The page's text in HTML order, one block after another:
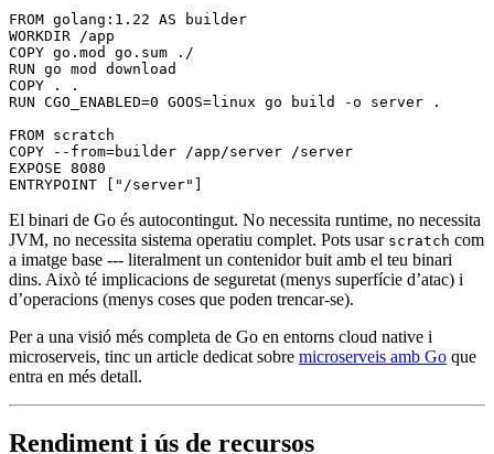
FROM golang:1.22 AS builder
WORKDIR /app
COPY go.mod go.sum ./
RUN go mod download
COPY . .
RUN CGO_ENABLED=0 GOOS=linux go build -o server .
FROM scratch
COPY --from=builder /app/server /server
EXPOSE 8080
ENTRYPOINT
"/server"
El binari de Go és autocontingut. No necessita runtime, no necessita
JVM, no necessita sistema operatiu complet. Pots usar scratch com
a imatge base --- literalment un contenidor buit amb el teu binari
dins. Això té implicacions de seguretat (menys superfície d’atac) i
d’operacions (menys coses que poden trencar-se).
Per a una visió més completa de Go en entorns cloud native i
microserveis, tinc un article dedicat sobre microserveis amb Go que
entra en més detall.
Rendiment i ús de recursos